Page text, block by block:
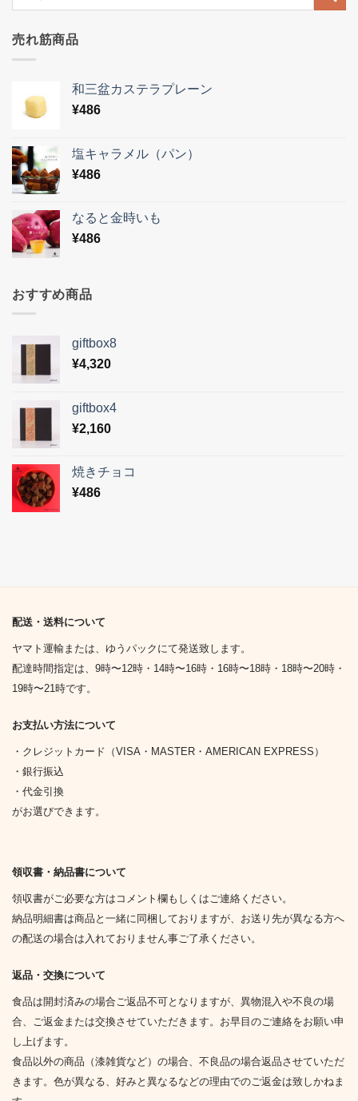
売れ筋商品
和三盆カステラプレーン
¥486
塩キャラメル（パン）
¥486
なると金時いも
¥486
おすすめ商品
giftbox8
¥4,320
giftbox4
¥2,160
焼きチョコ
¥486
配送・送料について
ヤマト運輸または、ゆうパックにて発送致します。
配達時間指定は、9時〜12時・14時〜16時・16時〜18時・18時〜20時・
19時〜21時です。
お支払い方法について
・クレジットカード（VISA・MASTER・AMERICAN EXPRESS）
・銀行振込
・代金引換
がお選びできます。
領収書・納品書について
領収書がご必要な方はコメント欄もしくはご連絡ください。
納品明細書は商品と一緒に同梱しておりますが、お送り先が異なる方へ
の配送の場合は入れておりません事ご了承ください。
返品・交換について
食品は開封済みの場合ご返品不可となりますが、異物混入や不良の場
合、ご返金または交換させていただきます。お早目のご連絡をお願い申
し上げます。
食品以外の商品（漆雑貨など）の場合、不良品の場合返品させていただ
きます。色が異なる、好みと異なるなどの理由でのご返金は致しかねま